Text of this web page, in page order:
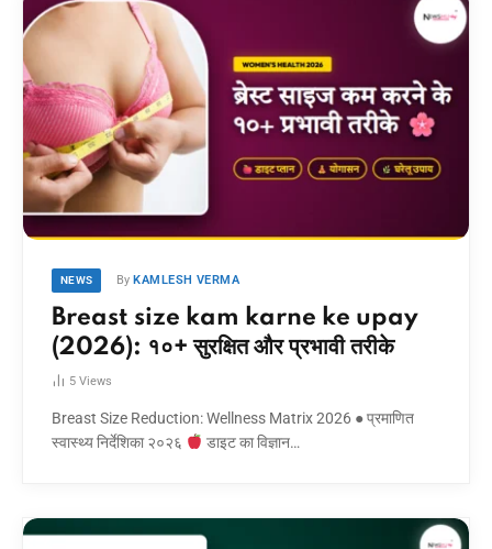
NEWS By KAMLESH VERMA
Breast size kam karne ke upay
(2026): १०+ सुरक्षित और प्रभावी तरीके
5 Views
Breast Size Reduction: Wellness Matrix 2026 ● प्रमाणित
स्वास्थ्य निर्देशिका २०२६
डाइट का विज्ञान…